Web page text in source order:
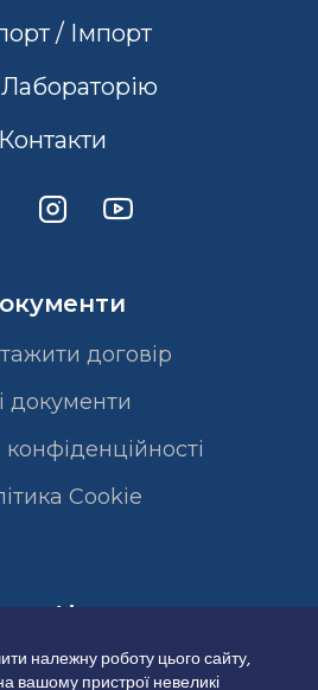
/ Імпорт
Контакти
договір
документи
Cookie
належну роботу цього сайту,
вашому пристрої невеликі